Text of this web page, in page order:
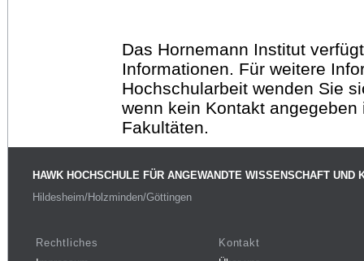
Das Hornemann Institut
Informationen. Für weitere
Hochschularbeit wenden Sie
wenn kein Kontakt
Fakultäten.
HAWK HOCHSCHULE FÜR ANGEWANDTE WISSENSCHAFT UND
Hildesheim/Holzminden/Göttingen
Rechtliches
Kontakt